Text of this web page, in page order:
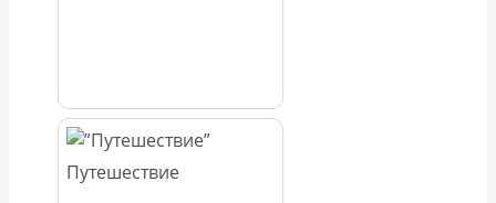
Путешествие